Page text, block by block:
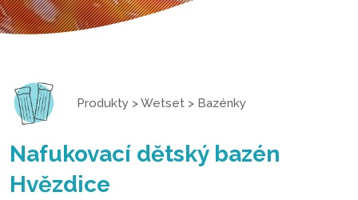
Produkty >Wetset > Bazénky
Nafukovací dětský bazén
Hvězdice